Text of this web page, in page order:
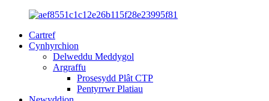
Cartref
Cynhyrchion
Delweddu Meddygol
Argraffu
Prosesydd Plât CTP
Pentyrrwr Platiau